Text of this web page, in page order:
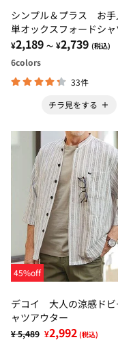
シンプル＆プラス お手
単オックスフォードシャ
¥2,189 ～ ¥2,739 (税込)
6colors
33件
チラ見をする
45%off
デコイ 大人の涼感ドビ
ャツアウター
¥ 5,489 ¥2,992 (税込)